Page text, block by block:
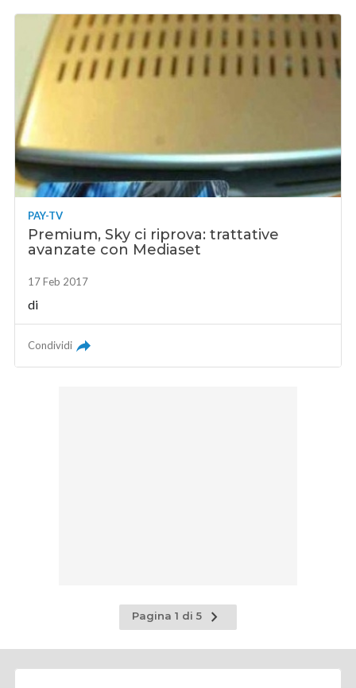
PAY-TV
Premium, Sky ci riprova: trattative
avanzate con Mediaset
17 Feb 2017
di
Condividi
Pagina 1 di 5
Pagina
successiva